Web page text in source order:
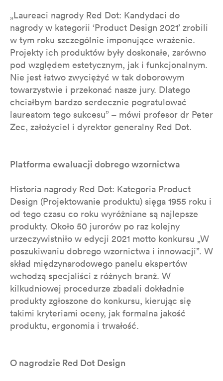
„Laureaci nagrody Red Dot: Kandydaci do
nagrody w kategorii ‘Product Design 2021’ zrobili
w tym roku szczególnie imponujące wrażenie.
Projekty ich produktów były doskonałe, zarówno
pod względem estetycznym, jak i funkcjonalnym.
Nie jest łatwo zwyciężyć w tak doborowym
towarzystwie i przekonać nasze jury. Dlatego
chciałbym bardzo serdecznie pogratulować
laureatom tego sukcesu” – mówi profesor dr Peter
Zec, założyciel i dyrektor generalny Red Dot.
Platforma ewaluacji dobrego wzornictwa
Historia nagrody Red Dot: Kategoria Product
Design (Projektowanie produktu) sięga 1955 roku i
od tego czasu co roku wyróżniane są najlepsze
produkty. Około 50 jurorów po raz kolejny
urzeczywistniło w edycji 2021 motto konkursu „W
poszukiwaniu dobrego wzornictwa i innowacji”. W
skład międzynarodowego panelu ekspertów
wchodzą specjaliści z różnych branż. W
kilkudniowej procedurze zbadali dokładnie
produkty zgłoszone do konkursu, kierując się
takimi kryteriami oceny, jak formalna jakość
produktu, ergonomia i trwałość.
O nagrodzie Red Dot Design